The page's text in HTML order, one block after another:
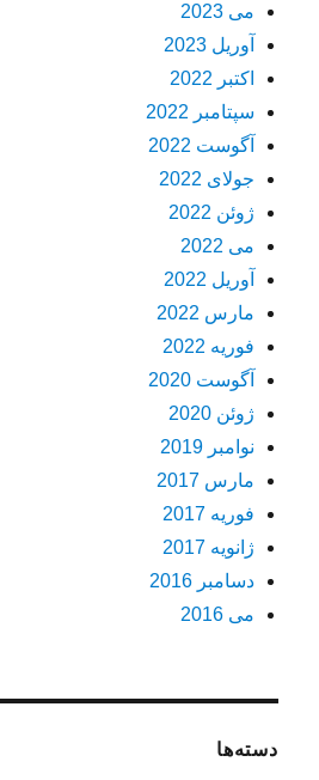
می 2023
آوریل 2023
اکتبر 2022
سپتامبر 2022
آگوست 2022
جولای 2022
ژوئن 2022
می 2022
آوریل 2022
مارس 2022
فوریه 2022
آگوست 2020
ژوئن 2020
نوامبر 2019
مارس 2017
فوریه 2017
ژانویه 2017
دسامبر 2016
می 2016
دسته‌ها